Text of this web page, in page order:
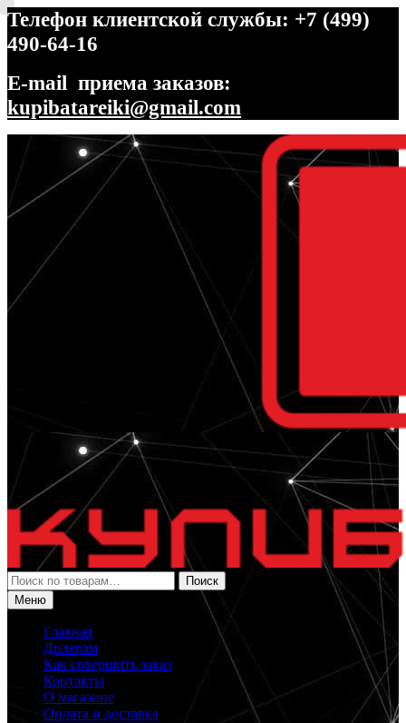
Телефон клиентской службы: +7 (499)
490-64-16
E-mail приема заказов:
kupibatareiki@gmail.com
Перейти
навигации
Перейти
содержимому
Искать:
Поиск
Меню
Главная
Дилерам
Как совершить заказ
Контакты
О магазине
Оплата и доставка